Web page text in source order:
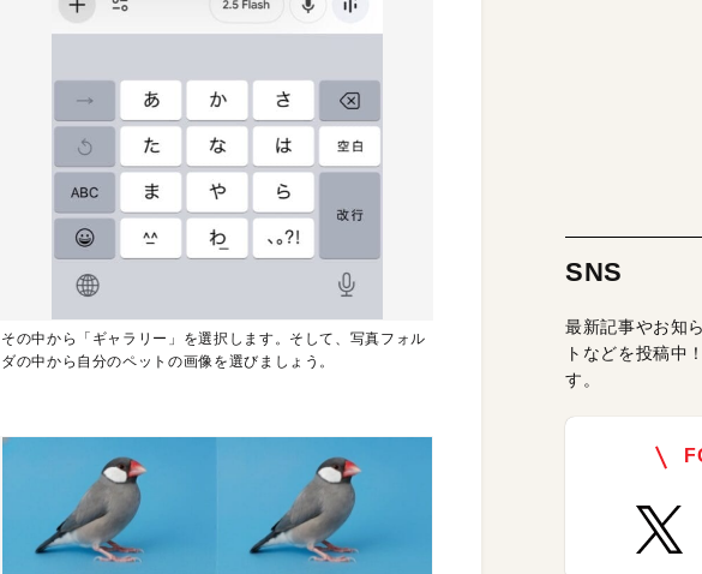
その中から「ギャラリー」を選択します。そして、写真フォル
ダの中から自分のペットの画像を選びましょう。
SNS
最新記事やお知
トなどを投稿中
す。